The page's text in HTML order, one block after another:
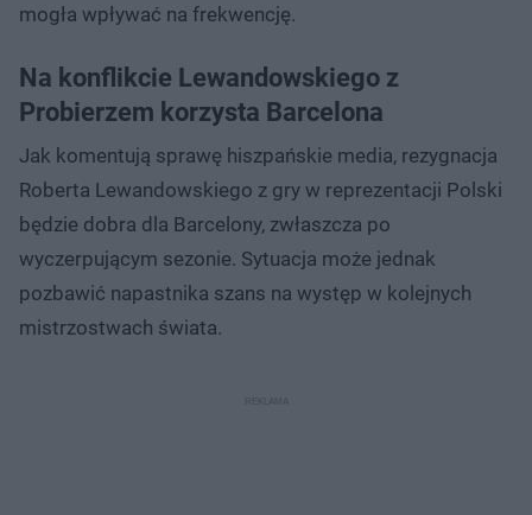
mogła wpływać na frekwencję.
Na konflikcie Lewandowskiego z
Probierzem korzysta Barcelona
Jak komentują sprawę hiszpańskie media, rezygnacja
Roberta Lewandowskiego z gry w reprezentacji Polski
będzie dobra dla Barcelony, zwłaszcza po
wyczerpującym sezonie. Sytuacja może jednak
pozbawić napastnika szans na występ w kolejnych
mistrzostwach świata.